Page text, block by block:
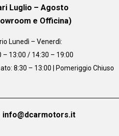
Luglio – Agosto
e Officina)
Lunedì – Venerdì:
– 13:00 / 14:30 – 19:00
8:30 – 13:00 | Pomeriggio Chiuso
info@dcarmotors.it